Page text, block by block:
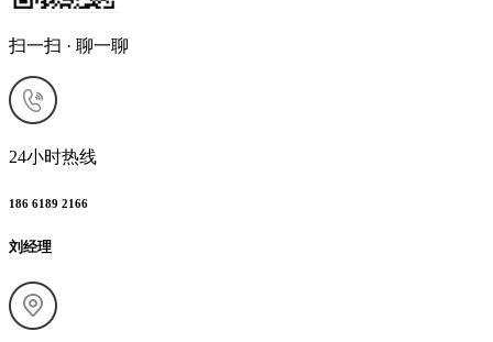
扫一扫 · 聊一聊
24小时热线
186 6189 2166
刘经理